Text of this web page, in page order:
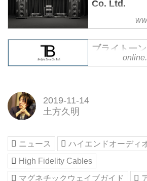
Co. Ltd.
株式会社ブラ
けたオーディ
ことを目的と
（オーディオ
発・販売を行
ブライトー
ONLINE
2019-11-14
土方久明
ニュース ハイエンドオーディ
High Fidelity Cables
マグネチックウェイブガイド